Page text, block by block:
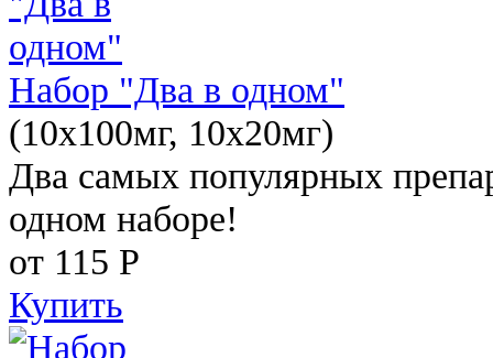
Набор "Два в одном"
(10x100мг, 10x20мг)
Два самых популярных
одном наборе!
от 115 Р
Купить